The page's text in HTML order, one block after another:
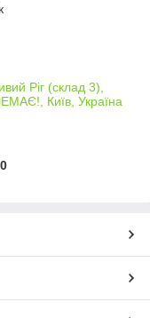
Ріг (склад 3),
Київ, Україна